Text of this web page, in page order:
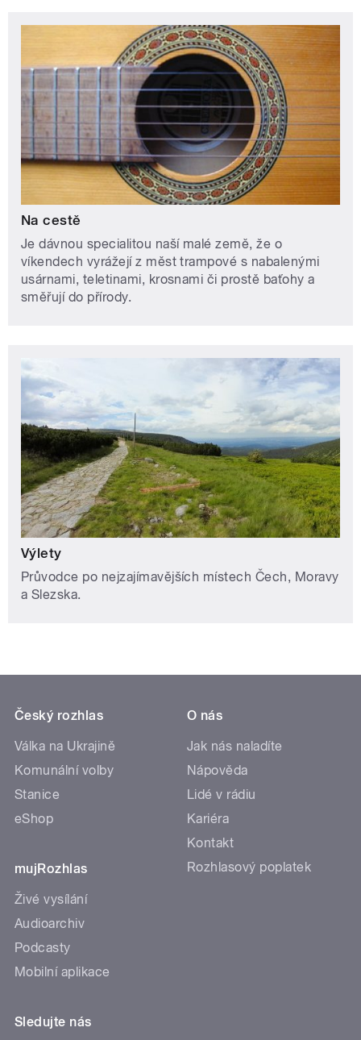
Na cestě
Je dávnou specialitou naší malé země, že o
víkendech vyrážejí z měst trampové s nabalenými
usárnami, teletinami, krosnami či prostě baťohy a
směřují do přírody.
Výlety
Průvodce po nejzajímavějších místech Čech, Moravy
a Slezska.
Český rozhlas
Válka na Ukrajině
Komunální volby
Stanice
eShop
mujRozhlas
Živé vysílání
Audioarchiv
Podcasty
Mobilní aplikace
O nás
Jak nás naladíte
Nápověda
Lidé v rádiu
Kariéra
Kontakt
Rozhlasový poplatek
Sledujte nás